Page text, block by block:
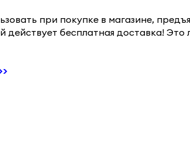
при покупке в магазине,
действует бесплатная доставка! Это